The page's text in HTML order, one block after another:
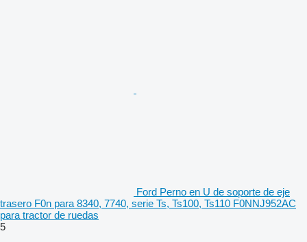
Ford Perno en U de soporte de eje
trasero F0n para 8340, 7740, serie Ts, Ts100, Ts110 F0NNJ952AC
para tractor de ruedas
5